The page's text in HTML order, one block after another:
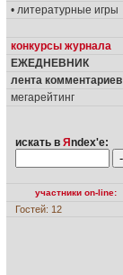
• литературные игры
конкурсы журнала
ЕЖЕДНЕВНИК
лента комментариев
мегарейтинг
искать в Я ndex'е:
участники on-line:
Гостей: 12